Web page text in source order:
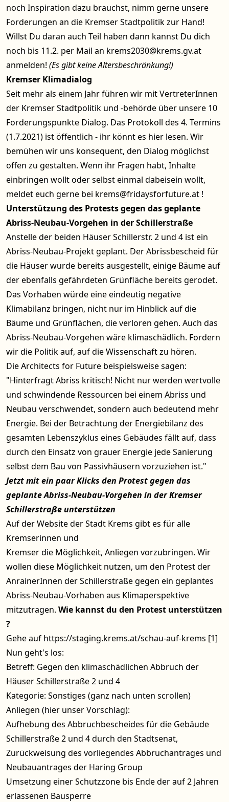
noch Inspiration dazu brauchst, nimm gerne unsere
Forderungen an die Kremser Stadtpolitikzur Hand!
Willst Du daran auch Teil haben dann kannst Du dich
noch bis 11.2. per Mail an krems2030@krems.gv.at
anmelden! (Es gibt keine Altersbeschränkung!)
Kremser Klimadialog
Seit mehr als einem Jahr führen wir mit VertreterInnen
der Kremser Stadtpolitik und -behörde über unsere 10
Forderungspunkte Dialog. Das Protokoll des 4. Termins
(1.7.2021) ist öffentlich - ihr könnt es hierlesen. Wir
bemühen wir uns konsequent, den Dialog möglichst
offen zu gestalten. Wenn ihr Fragen habt, Inhalte
einbringen wollt oder selbst einmal dabeisein wollt,
meldet euch gerne bei krems@fridaysforfuture.at !
Unterstützung des Protests gegen das geplante
Abriss-Neubau-Vorgehen in der Schillerstraße
Anstelle der beiden Häuser Schillerstr. 2 und 4 ist ein
Abriss-Neubau-Projekt geplant. Der Abrissbescheid für
die Häuser wurde bereits ausgestellt, einige Bäume auf
der ebenfalls gefährdeten Grünfläche bereits gerodet.
Das Vorhaben würde eine eindeutig negative
Klimabilanz bringen, nicht nur im Hinblick auf die
Bäume und Grünflächen, die verloren gehen. Auch das
Abriss-Neubau-Vorgehen wäre klimaschädlich. Fordern
wir die Politik auf, auf die Wissenschaft zu hören.
DieArchitects for Futurebeispielsweise sagen:
"Hinterfragt Abriss kritisch! Nicht nur werden wertvolle
und schwindende Ressourcen bei einem Abriss und
Neubau verschwendet, sondern auch bedeutend mehr
Energie. Bei der Betrachtung der Energiebilanz des
gesamten Lebenszyklus eines Gebäudes fällt auf, dass
durch den Einsatz von grauer Energie jede Sanierung
selbst dem Bau von Passivhäusern vorzuziehen ist."
Jetzt mit ein paar Klicks den Protest gegen das
geplante Abriss-Neubau-Vorgehen in der Kremser
Schillerstraße unterstützen
Auf der Website der Stadt Krems gibt es für alle
Kremserinnen und
Kremser die Möglichkeit, Anliegen vorzubringen. Wir
wollen diese Möglichkeit nutzen, um den Protest der
AnrainerInnen der Schillerstraße gegen ein geplantes
Abriss-Neubau-Vorhaben aus Klimaperspektive
mitzutragen. Wie kannst du den Protest unterstützen
?
Gehe auf https://staging.krems.at/schau-auf-krems [1]
Nun geht's los:
Betreff: Gegen den klimaschädlichen Abbruch der
Häuser Schillerstraße 2 und 4
Kategorie: Sonstiges (ganz nach unten scrollen)
Anliegen (hier unser Vorschlag):
Aufhebung des Abbruchbescheides für die Gebäude
Schillerstraße 2 und 4 durch den Stadtsenat,
Zurückweisung des vorliegendes Abbruchantrages und
Neubauantrages der Haring Group
Umsetzung einer Schutzzone bis Ende der auf 2 Jahren
erlassenen Bausperre